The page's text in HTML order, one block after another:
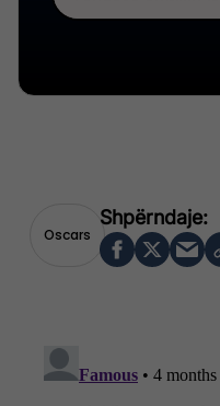
Oscars